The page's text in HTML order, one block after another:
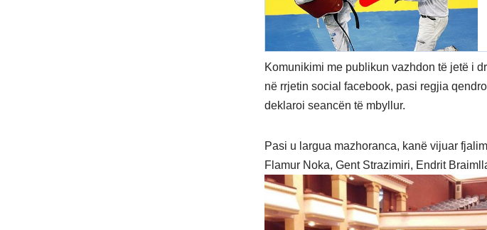
Komunikimi me publikun vazhdon të jetë i
në rrjetin social facebook, pasi regjia
deklaroi seancën të mbyllur.
Pasi u largua mazhoranca, kanë vijuar
Flamur Noka, Gent Strazimiri, Endrit